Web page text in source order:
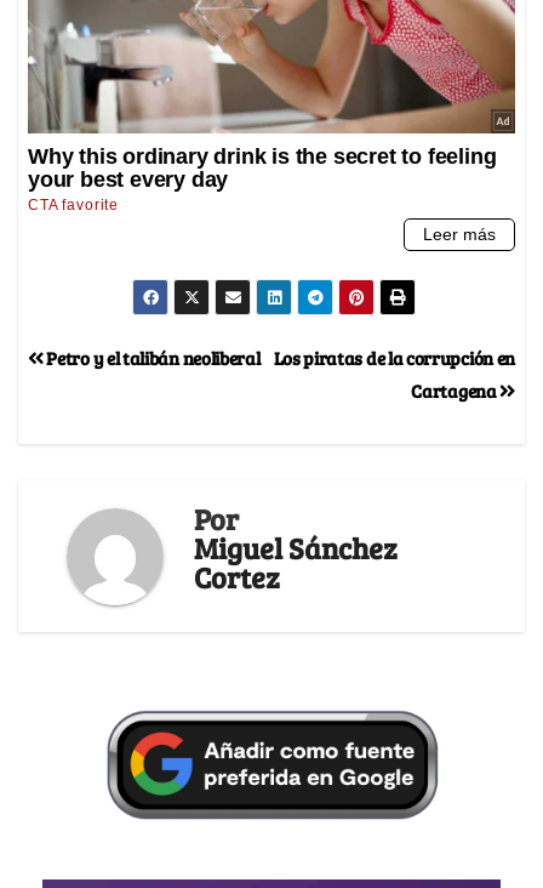
Los piratas de la corrupción en
Cartagena
Petro y el talibán neoliberal
Por
Miguel Sánchez
Cortez